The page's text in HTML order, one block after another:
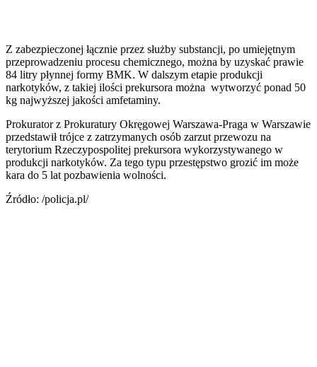
Z zabezpieczonej łącznie przez służby substancji, po umiejętnym
przeprowadzeniu procesu chemicznego, można by uzyskać prawie
84 litry płynnej formy BMK. W dalszym etapie produkcji
narkotyków, z takiej ilości prekursora można wytworzyć ponad 50
kg najwyższej jakości amfetaminy.
Prokurator z Prokuratury Okręgowej Warszawa-Praga w Warszawie
przedstawił trójce z zatrzymanych osób zarzut przewozu na
terytorium Rzeczypospolitej prekursora wykorzystywanego w
produkcji narkotyków. Za tego typu przestępstwo grozić im może
kara do 5 lat pozbawienia wolności.
Źródło: /policja.pl/